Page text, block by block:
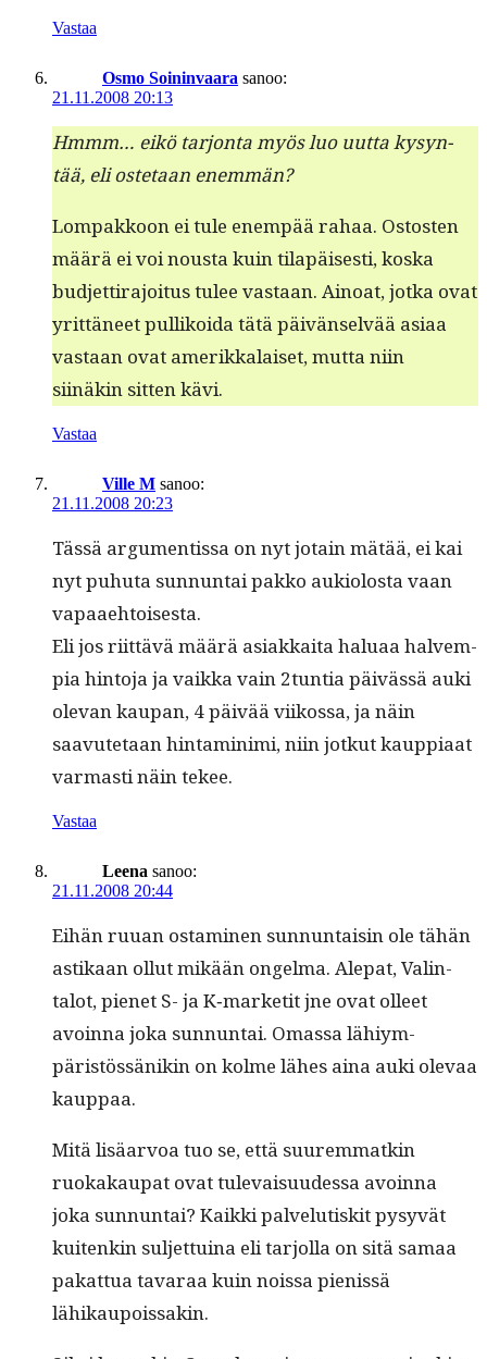
Vastaa
Osmo Soininvaara sanoo:
21.11.2008 20:13
Hmmm… eikö tar­jon­ta myös luo uut­ta kysyn­
tää, eli oste­taan enemmän?
Lom­pakkoon ei tule enem­pää rahaa. Ostosten
määrä ei voi nous­ta kuin tilapäis­es­ti, kos­ka
bud­jet­ti­ra­joi­tus tulee vas­taan. Ain­oat, jot­ka ovat
yrit­täneet pul­likoi­da tätä päivän­selvää asi­aa
vas­taan ovat amerikkalaiset, mut­ta niin
siinäkin sit­ten kävi.
Vastaa
Ville M sanoo:
21.11.2008 20:23
Tässä argu­men­tis­sa on nyt jotain mätää, ei kai
nyt puhuta sun­nun­tai pakko auki­olosta vaan
vapaaehtoisesta.
Eli jos riit­tävä määrä asi­akkai­ta halu­aa halvem­
pia hin­to­ja ja vaik­ka vain 2tuntia päivässä auki
ole­van kau­pan, 4 päivää viikos­sa, ja näin
saavute­taan hin­t­a­min­i­mi, niin jotkut kaup­pi­aat
var­masti näin tekee.
Vastaa
Leena sanoo:
21.11.2008 20:44
Eihän ruuan ost­a­mi­nen sun­nun­taisin ole tähän
astikaan ollut mikään ongel­ma. Alepat, Val­in­
talot, pienet S- ja K‑marketit jne ovat olleet
avoin­na joka sun­nun­tai. Omas­sa lähiym­
päristössänikin on kolme läh­es aina auki ole­vaa
kauppaa.
Mitä lisäar­voa tuo se, että suurem­matkin
ruokakau­pat ovat tule­vaisu­udessa avoin­na
joka sun­nun­tai? Kaik­ki palve­lutiskit pysyvät
kuitenkin sul­jet­tuina eli tar­jol­la on sitä samaa
pakat­tua tavaraa kuin nois­sa pienis­sä
lähikaupoissakin.